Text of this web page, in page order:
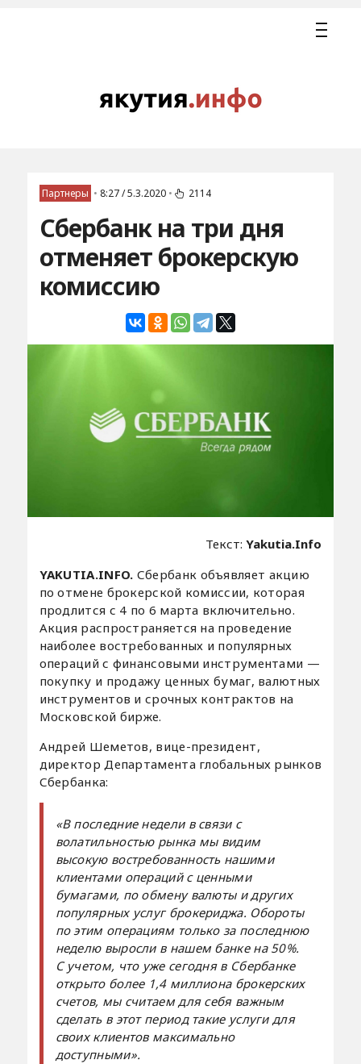
Партнеры • 8:27 / 5.3.2020 • 2114
Сбербанк на три дня
отменяет брокерскую
комиссию
Текст:Yakutia.Info
YAKUTIA.INFO. Сбербанк объявляет акцию
по отмене брокерской комиссии, которая
продлится с 4 по 6 марта включительно.
Акция распространяется на проведение
наиболее востребованных и популярных
операций с финансовыми инструментами —
покупку и продажу ценных бумаг, валютных
инструментов и срочных контрактов на
Московской бирже.
Андрей Шеметов, вице-президент,
директор Департамента глобальных рынков
Сбербанка:
«В последние недели в связи с
волатильностью рынка мы видим
высокую востребованность нашими
клиентами операций с ценными
бумагами, по обмену валюты и других
популярных услуг брокериджа. Обороты
по этим операциям только за последнюю
неделю выросли в нашем банке на 50%.
С учетом, что уже сегодня в Сбербанке
открыто более 1,4 миллиона брокерских
счетов, мы считаем для себя важным
сделать в этот период такие услуги для
своих клиентов максимально
доступными».